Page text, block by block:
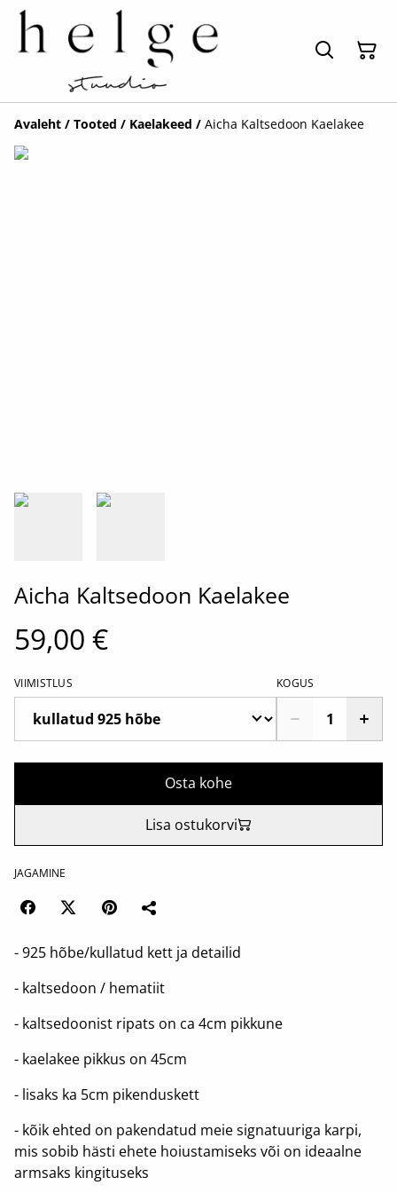
Avaleht / Tooted / Kaelakeed / Aicha Kaltsedoon Kaelakee
Aicha Kaltsedoon Kaelakee
59,00 €
VIIMISTLUS KOGUS
Osta kohe
Lisa ostukorvi
JAGAMINE
- 925 hõbe/kullatud kett ja detailid
- kaltsedoon / hematiit
- kaltsedoonist ripats on ca 4cm pikkune
- kaelakee pikkus on 45cm
- lisaks ka 5cm pikenduskett
- kõik ehted on pakendatud meie signatuuriga karpi,
mis sobib hästi ehete hoiustamiseks või on ideaalne
armsaks kingituseks